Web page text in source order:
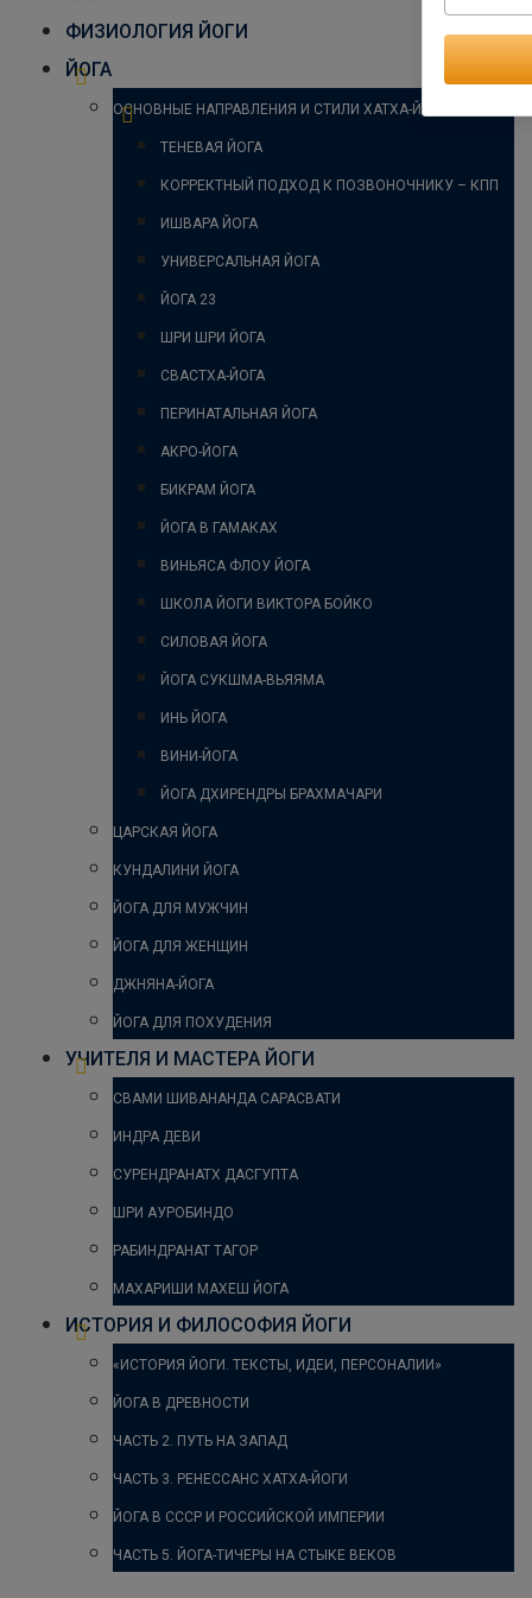
ФИЗИОЛОГИЯ ЙОГИ
ЙОГА
ОСНОВНЫЕ НАПРАВЛЕНИЯ И СТИЛИ ХАТХА-ЙОГИ
ТЕНЕВАЯ ЙОГА
КОРРЕКТНЫЙ ПОДХОД К ПОЗВОНОЧНИКУ – КПП
ИШВАРА ЙОГА
УНИВЕРСАЛЬНАЯ ЙОГА
ЙОГА 23
ШРИ ШРИ ЙОГА
СВАСТХА-ЙОГА
ПЕРИНАТАЛЬНАЯ ЙОГА
АКРО-ЙОГА
БИКРАМ ЙОГА
ЙОГА В ГАМАКАХ
ВИНЬЯСА ФЛОУ ЙОГА
ШКОЛА ЙОГИ ВИКТОРА БОЙКО
СИЛОВАЯ ЙОГА
ЙОГА СУКШМА-ВЬЯЯМА
ИНЬ ЙОГА
ВИНИ-ЙОГА
ЙОГА ДХИРЕНДРЫ БРАХМАЧАРИ
ЦАРСКАЯ ЙОГА
КУНДАЛИНИ ЙОГА
ЙОГА ДЛЯ МУЖЧИН
ЙОГА ДЛЯ ЖЕНЩИН
ДЖНЯНА-ЙОГА
ЙОГА ДЛЯ ПОХУДЕНИЯ
УЧИТЕЛЯ И МАСТЕРА ЙОГИ
СВАМИ ШИВАНАНДА САРАСВАТИ
ИНДРА ДЕВИ
СУРЕНДРАНАТХ ДАСГУПТА
ШРИ АУРОБИНДО
РАБИНДРАНАТ ТАГОР
МАХАРИШИ МАХЕШ ЙОГА
ИСТОРИЯ И ФИЛОСОФИЯ ЙОГИ
«ИСТОРИЯ ЙОГИ. ТЕКСТЫ, ИДЕИ, ПЕРСОНАЛИИ»
ЙОГА В ДРЕВНОСТИ
ЧАСТЬ 2. ПУТЬ НА ЗАПАД
ЧАСТЬ 3. РЕНЕССАНС ХАТХА-ЙОГИ
ЙОГА В СССР И РОССИЙСКОЙ ИМПЕРИИ
ЧАСТЬ 5. ЙОГА-ТИЧЕРЫ НА СТЫКЕ ВЕКОВ